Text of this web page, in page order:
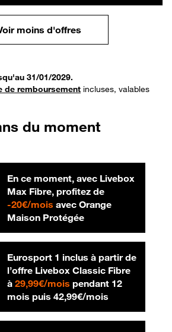
moins d'offres
31/01/2029.
de remboursement incluses, valables
du moment
En ce moment, avec Livebox
Max Fibre, profitez de
-20€/mois20 € par mois
avec Orange
Maison Protégée
Eurosport 1 inclus à partir de
l’offre Livebox Classic Fibre
à 29,99€/mois29,99 € par mois
pendant 12
mois puis 42,99€/mois42,99 € par